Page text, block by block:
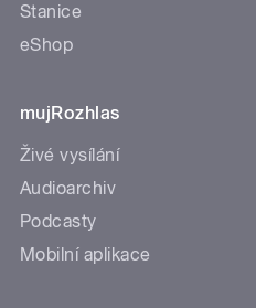
Stanice
eShop
mujRozhlas
Živé vysílání
Audioarchiv
Podcasty
Mobilní aplikace